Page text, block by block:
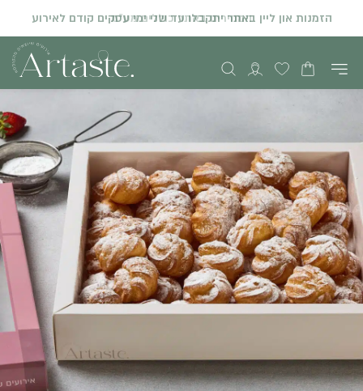
הזמנות און ליין באתר יתקבלו עד שני ימי עסקים קודם לאירוע
המחירים באתר כוללים מע"מ